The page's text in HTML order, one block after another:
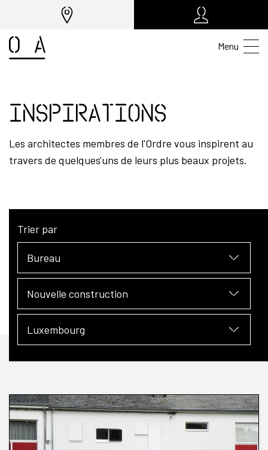
Menu
Inspirations
Les architectes membres de l'Ordre vous inspirent au
travers de quelques'uns de leurs plus beaux projets.
Trier par
Bureau
Nouvelle construction
Luxembourg